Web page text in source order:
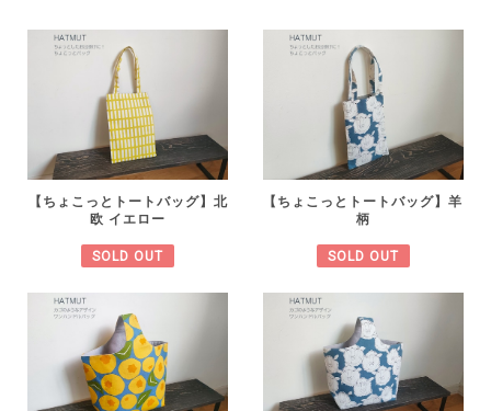
【ちょこっとトートバッグ】北
欧 イエロー
SOLD OUT
【ちょこっとトートバッグ】羊
柄
SOLD OUT